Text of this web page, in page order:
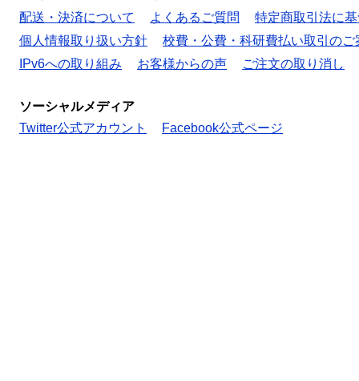
配送・決済について
よくあるご質問
特定商取引法に
個人情報取り扱い方針
校費・公費・科研費払い取引のご
IPv6への取り組み
お客様からの声 ご注文の取り消し
ソーシャルメディア
Twitter公式アカウント
Facebook公式ページ